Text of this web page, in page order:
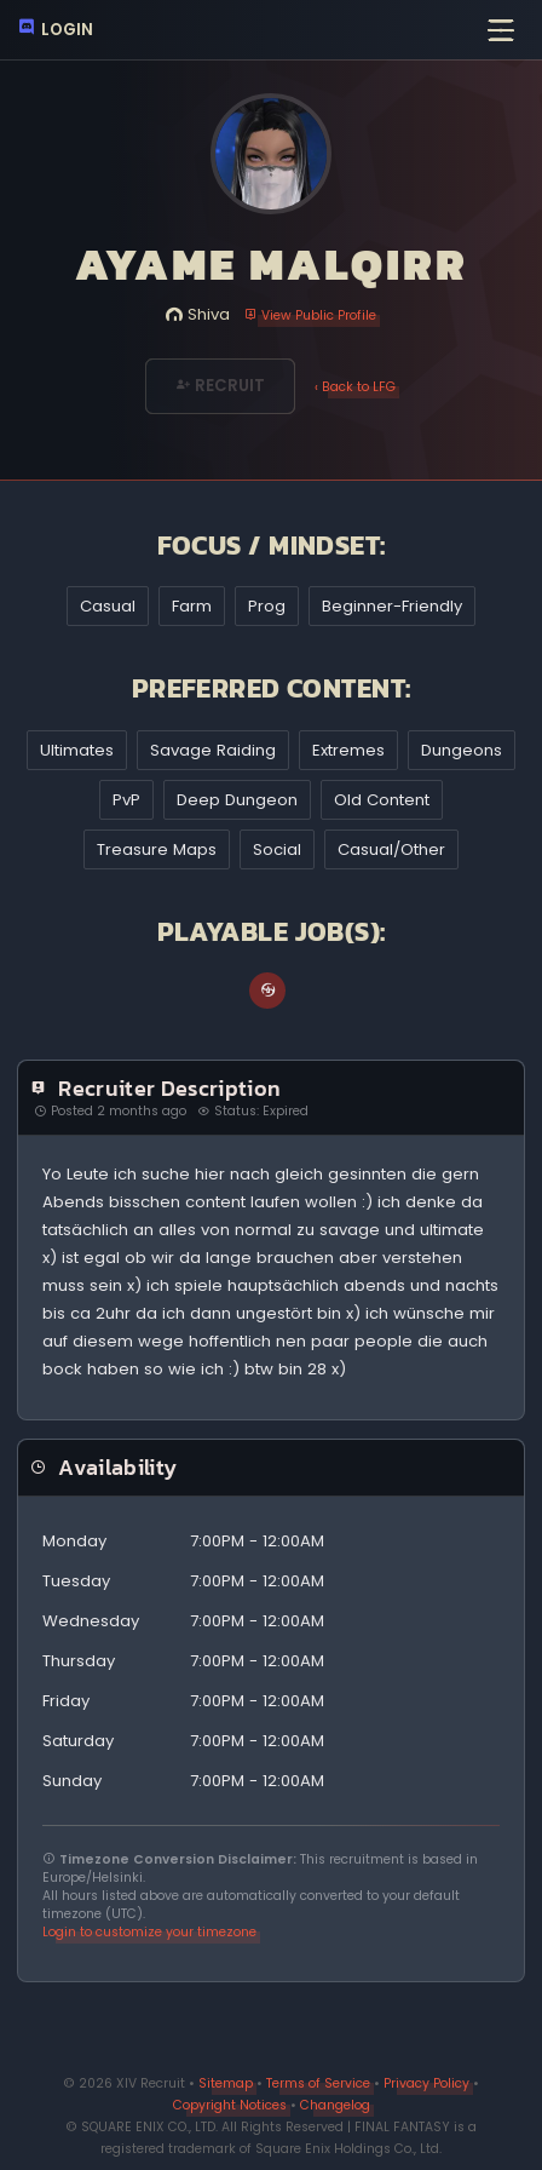
LOGIN
AYAME MALQIRR
Shiva View Public Profile
RECRUIT ‹ Back to LFG
FOCUS / MINDSET:
Casual Farm Prog Beginner-Friendly
PREFERRED CONTENT:
Ultimates Savage Raiding Extremes Dungeons
PvP Deep Dungeon Old Content
Treasure Maps Social Casual/Other
PLAYABLE JOB(S):
Recruiter Description
Posted 2 months ago Status: Expired
Yo Leute ich suche hier nach gleich gesinnten die gern
Abends bisschen content laufen wollen :) ich denke da
tatsächlich an alles von normal zu savage und ultimate
x) ist egal ob wir da lange brauchen aber verstehen
muss sein x) ich spiele hauptsächlich abends und nachts
bis ca 2uhr da ich dann ungestört bin x) ich wünsche mir
auf diesem wege hoffentlich nen paar people die auch
bock haben so wie ich :) btw bin 28 x)
Availability
Monday
7:00PM - 12:00AM
Tuesday
7:00PM - 12:00AM
Wednesday
7:00PM - 12:00AM
Thursday
7:00PM - 12:00AM
Friday
7:00PM - 12:00AM
Saturday
7:00PM - 12:00AM
Sunday
7:00PM - 12:00AM
Timezone Conversion Disclaimer: This recruitment is based in
Europe/Helsinki.
All hours listed above are automatically converted to your default
timezone (UTC).
Login to customize your timezone
© 2026 XIV Recruit • Sitemap• Terms of Service• Privacy Policy•
Copyright Notices• Changelog
© SQUARE ENIX CO., LTD. All Rights Reserved | FINAL FANTASY is a
registered trademark of Square Enix Holdings Co., Ltd.